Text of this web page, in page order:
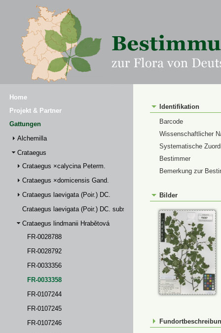
Home
Projekt & Partner
Gattungen
Alchemilla
Crataegus
Crataegus ×calycina Peterm.
Crataegus ×domicensis Gand.
Crataegus laevigata (Poir.) DC.
Crataegus laevigata (Poir.) DC. subsp. palmstruchii (Lindm.) Franco
Crataegus lindmanii Hrabětová
FR-0028788
FR-0028792
FR-0033356
FR-0033358
FR-0107244
FR-0107245
FR-0107246
Identifikation
Barcode
Wissenschaftlicher
Systematische
Bestimmer
Bemerkung zur
Bilder